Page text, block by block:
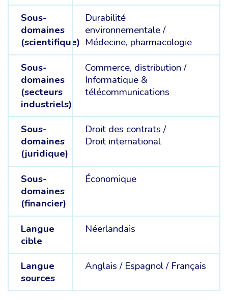
Sous-
domaines
(scientifique)
Durabilité
environnementale /
Médecine, pharmacologie
Sous-
domaines
(secteurs
industriels)
Commerce, distribution /
Informatique &
télécommunications
Sous-
domaines
(juridique)
Droit des contrats /
Droit international
Sous-
domaines
(financier)
Économique
Langue
cible
Néerlandais
Langue
sources
Anglais / Espagnol / Français